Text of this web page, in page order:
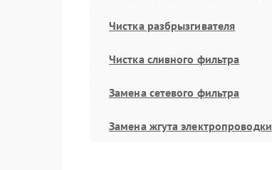
Чистка разбрызгивателя
Чистка сливного фильтра
Замена сетевого фильтра
Замена жгута электропроводки